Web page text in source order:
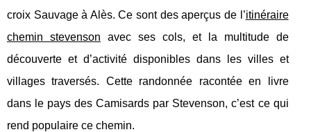
croix Sauvage à Alès. Ce sont des aperçus de l’itinéraire
chemin stevenson avec ses cols, et la multitude de
découverte et d’activité disponibles dans les villes et
villages traversés. Cette randonnée racontée en livre
dans le pays des Camisards par Stevenson, c’est ce qui
rend populaire ce chemin.